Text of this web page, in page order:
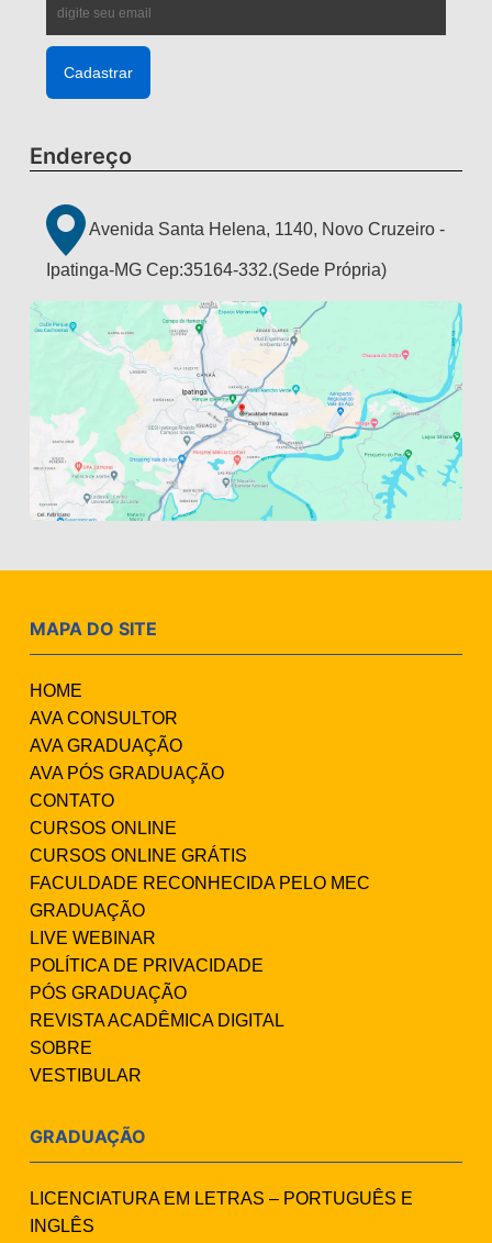
Endereço
Avenida Santa Helena, 1140, Novo Cruzeiro -
Ipatinga-MG Cep:35164-332.(Sede Própria)
MAPA DO SITE
HOME
AVA CONSULTOR
AVA GRADUAÇÃO
AVA PÓS GRADUAÇÃO
CONTATO
CURSOS ONLINE
CURSOS ONLINE GRÁTIS
FACULDADE RECONHECIDA PELO MEC
GRADUAÇÃO
LIVE WEBINAR
POLÍTICA DE PRIVACIDADE
PÓS GRADUAÇÃO
REVISTA ACADÊMICA DIGITAL
SOBRE
VESTIBULAR
GRADUAÇÃO
LICENCIATURA EM LETRAS – PORTUGUÊS E
INGLÊS